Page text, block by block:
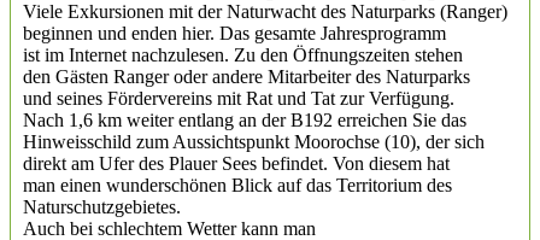
Viele Exkursionen mit der Naturwacht des Naturparks (Ranger)
beginnen und enden hier. Das gesamte Jahresprogramm
ist im Internet nachzulesen. Zu den Öffnungszeiten stehen
den Gästen Ranger oder andere Mitarbeiter des Naturparks
und seines Fördervereins mit Rat und Tat zur Verfügung.
Nach 1,6 km weiter entlang an der B192 erreichen Sie das
Hinweisschild zum Aussichtspunkt Moorochse (10), der sich
direkt am Ufer des Plauer Sees befindet. Von diesem hat
man einen wunderschönen Blick auf das Territorium des
Naturschutzgebietes.
Auch bei schlechtem Wetter kann man